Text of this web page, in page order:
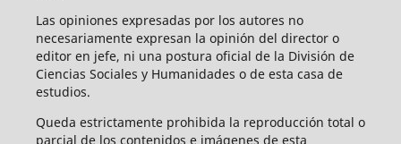
Las opiniones expresadas por los autores no
necesariamente expresan la opinión del director o
editor en jefe, ni una postura oficial de la División de
Ciencias Sociales y Humanidades o de esta casa de
estudios.
Queda estrictamente prohibida la reproducción total o
parcial de los contenidos e imágenes de esta